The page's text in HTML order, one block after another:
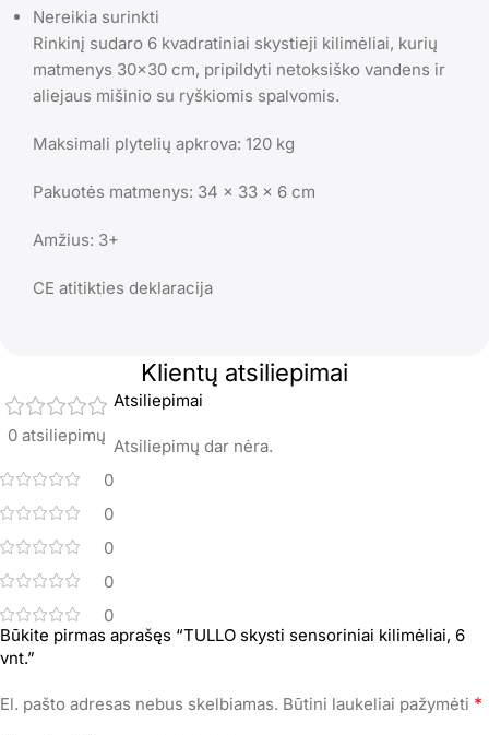
Nereikia surinkti
Rinkinį sudaro 6 kvadratiniai skystieji kilimėliai, kurių
matmenys 30×30 cm, pripildyti netoksiško vandens ir
aliejaus mišinio su ryškiomis spalvomis.
Maksimali plytelių apkrova: 120 kg
Pakuotės matmenys: 34 x 33 x 6 cm
Amžius: 3+
CE atitikties deklaracija
Klientų atsiliepimai
0 atsiliepimų
0
0
0
0
0
Atsiliepimai
Atsiliepimų dar nėra.
Būkite pirmas aprašęs “TULLO skysti sensoriniai kilimėliai, 6
vnt.”
El. pašto adresas nebus skelbiamas. Būtini laukeliai pažymėti *